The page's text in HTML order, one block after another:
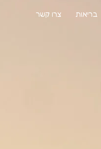
בריאות צרו קשר